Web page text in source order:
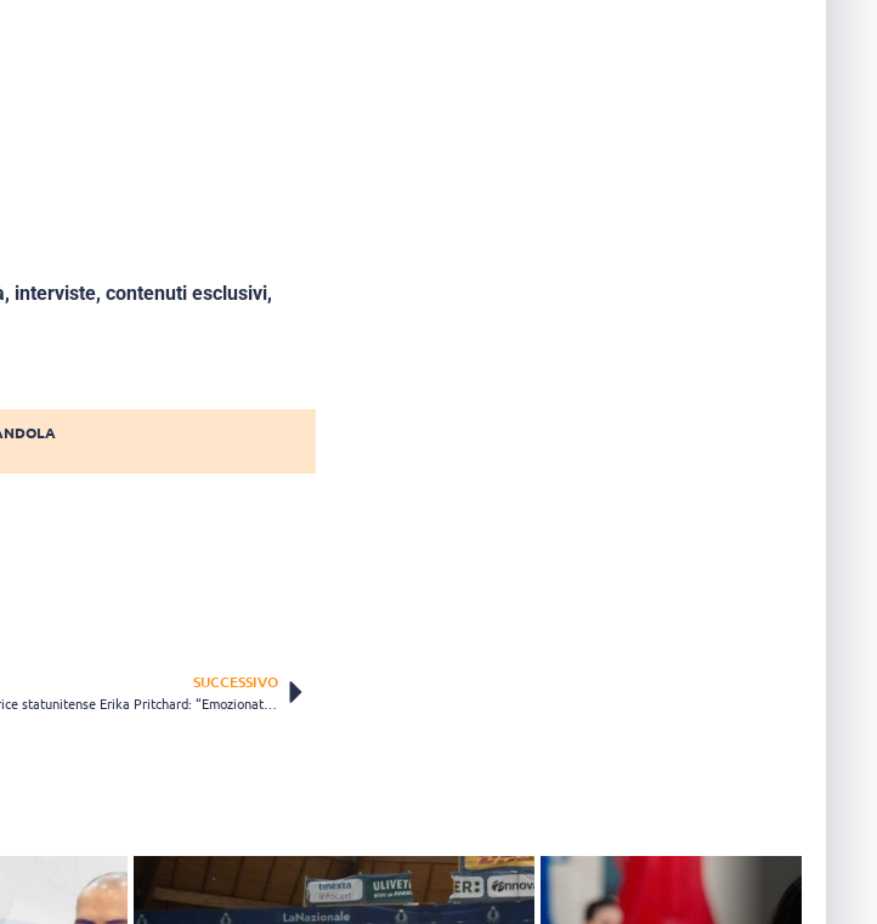
interviste, contenuti esclusivi,
SUCCESSIVO
Cuneo accoglie la schiacciatrice statunitense Erika Pritchard: “Emozionata di vedere cosa l’Italia può offrirmi”